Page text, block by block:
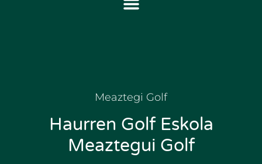
Meaztegi Golf
Haurren Golf Eskola
Meaztegui Golf